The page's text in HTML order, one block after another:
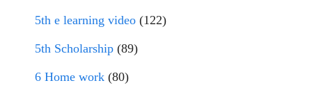
5th e learning video (122)
5th Scholarship (89)
6 Home work (80)